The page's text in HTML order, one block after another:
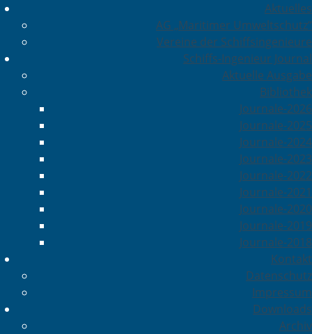
Aktuelles
AG „Maritimer Umweltschutz“
Vereine der Schiffsingenieure
Schiffs-Ingenieur Journal
Aktuelle Ausgabe
Bibliothek
Journale-2026
Journale-2025
Journale-2024
Journale-2023
Journale-2022
Journale-2021
Journale-2020
Journale-2019
Journale-2018
Kontakt
Datenschutz
Impressum
Downloads
Archiv